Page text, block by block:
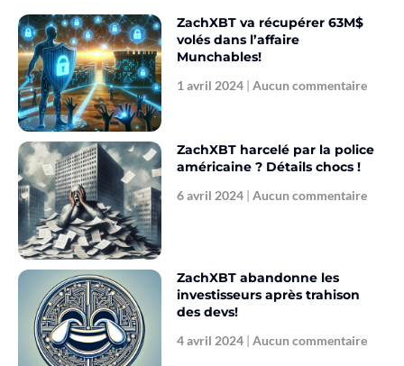
ZachXBT va récupérer 63M$
volés dans l’affaire
Munchables!
1 avril 2024 Aucun commentaire
ZachXBT harcelé par la police
américaine ? Détails chocs !
6 avril 2024 Aucun commentaire
ZachXBT abandonne les
investisseurs après trahison
des devs!
4 avril 2024 Aucun commentaire